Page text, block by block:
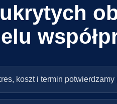
koszt i termin